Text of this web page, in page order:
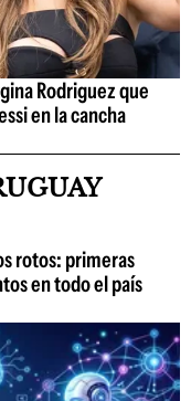
Rodriguez que
en la cancha
rotos: primeras
en todo el país